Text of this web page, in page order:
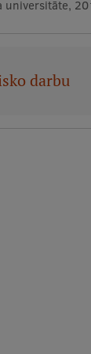
universitāte,
darbu